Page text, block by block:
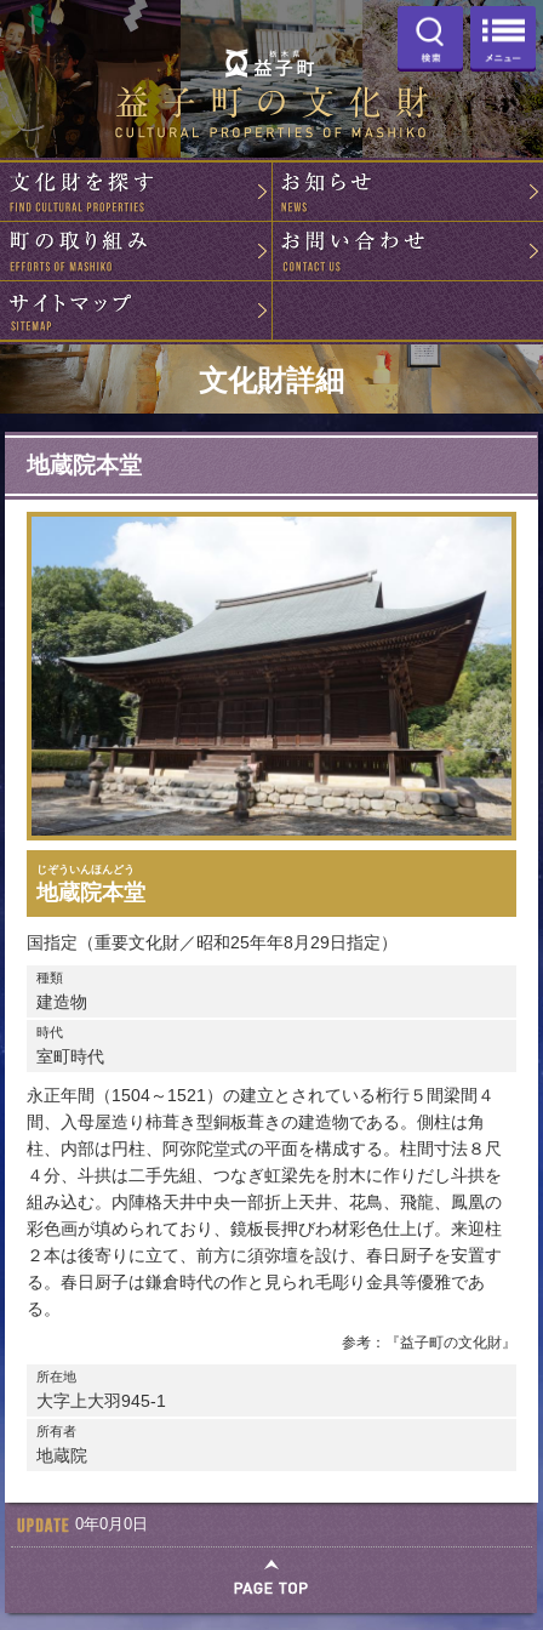
益子町の文化
検索
文化財を探す
町の取り組み
文化財詳細
地蔵院本堂
じぞういんほんどう
地蔵院本堂
国指定（重要文化財／昭和25年年8月29日指定）
種類
建造物
時代
室町時代
永正年間（1504～1521）の建立とされている桁行５間梁間４
間、入母屋造り柿葺き型銅板葺きの建造物である。側柱は角
柱、内部は円柱、阿弥陀堂式の平面を構成する。柱間寸法８尺
４分、斗拱は二手先組、つなぎ虹梁先を肘木に作りだし斗拱を
組み込む。内陣格天井中央一部折上天井、花鳥、飛龍、鳳凰の
彩色画が填められており、鏡板長押びわ材彩色仕上げ。来迎柱
２本は後寄りに立て、前方に須弥壇を設け、春日厨子を安置す
る。春日厨子は鎌倉時代の作と見られ毛彫り金具等優雅であ
る。
参考：『益子町の文化財』
所在地
大字上大羽945-1
所有者
地蔵院
0年0月0日